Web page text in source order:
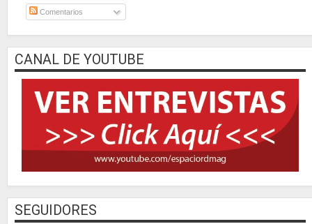
Comentarios
CANAL DE YOUTUBE
SEGUIDORES